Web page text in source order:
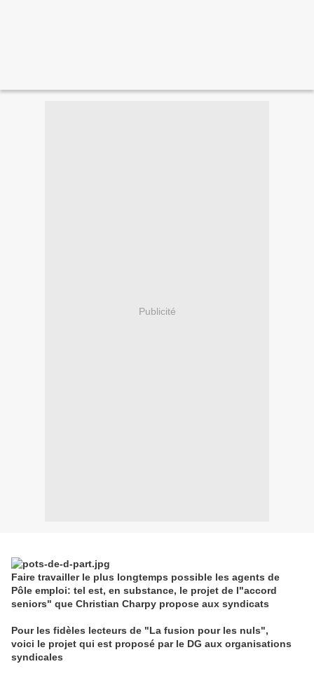
Publicité
Faire travailler le plus longtemps possible les agents de
Pôle emploi: tel est, en substance, le projet de l"accord
seniors" que Christian Charpy propose aux syndicats
Pour les fidèles lecteurs de "La fusion pour les nuls",
voici le projet qui est proposé par le DG aux organisations
syndicales